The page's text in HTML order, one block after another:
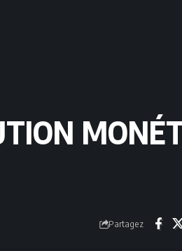
Partagez